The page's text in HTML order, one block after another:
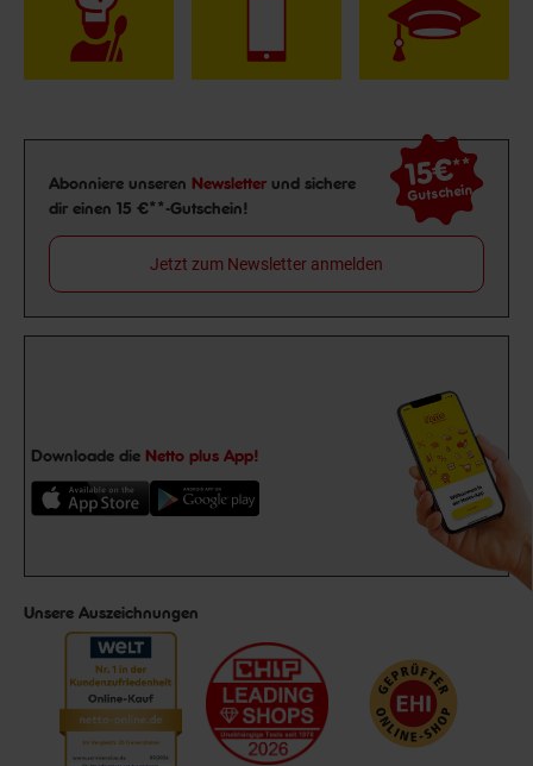
Newsletter Anmeldung
Abonniere unseren Newsletter und sichere
dir einen 15 €**-Gutschein!
15€**
Gutschein
Jetzt zum Newsletter anmelden
Downloade die Netto plus App!
Unsere Auszeichnungen